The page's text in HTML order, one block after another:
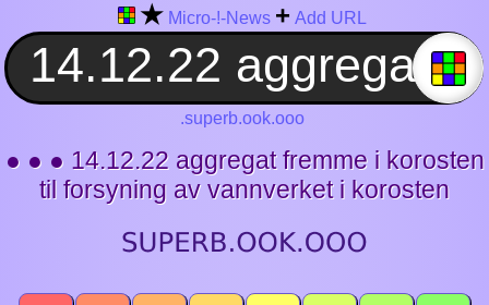
★ Micro-!-News + Add URL
.superb.ook.ooo
● ● ● 14.12.22 aggregat fremme i korosten
til forsyning av vannverket i korosten